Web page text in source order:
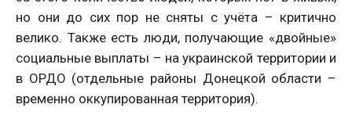
но они до сих пор не сняты с учёта – критично
велико. Также есть люди, получающие «двойные»
социальные выплаты – на украинской территории и
в ОРДО (отдельные районы Донецкой области –
временно оккупированная территория).